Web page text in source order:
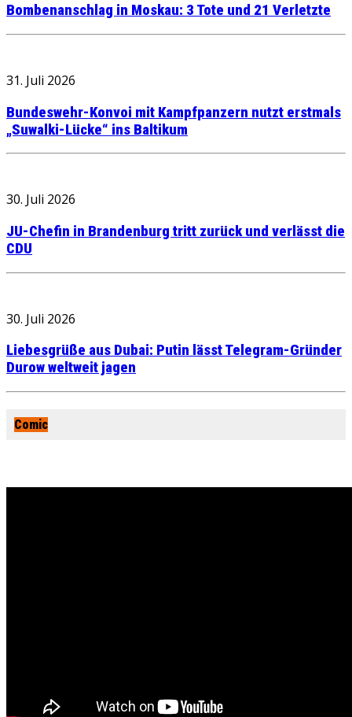
Bombenanschlag in Moskau: 3 Tote und 21 Verletzte
31. Juli 2026
Bundeswehr-Konvoi mit Kampfpanzern nutzt erstmals
„Suwalki-Lücke“ ins Baltikum
30. Juli 2026
JU-Chefin in Brandenburg tritt zurück und verlässt die
CDU
30. Juli 2026
Liebesgrüße aus Dubai: Putin lässt Telegram-Gründer
Durow weltweit jagen
Comic